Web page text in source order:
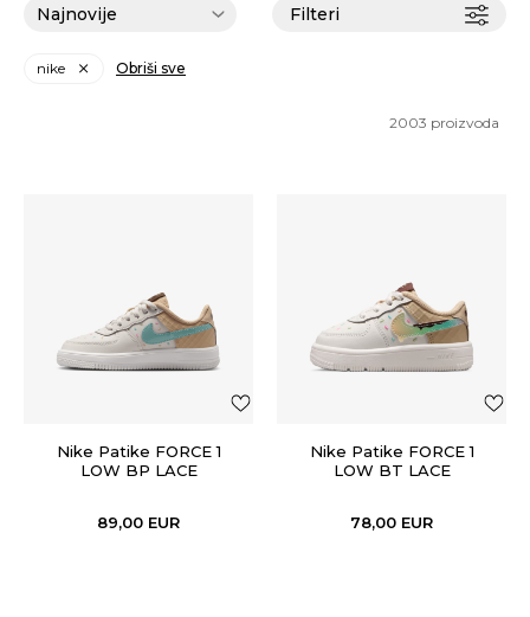
Filteri
nike Obriši sve
2003 proizvoda
Nike Patike FORCE 1
LOW BP LACE
89,00 EUR
Nike Patike FORCE 1
LOW BT LACE
78,00 EUR